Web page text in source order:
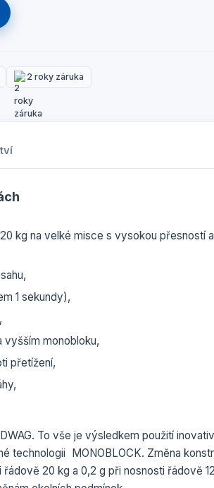
2 roky záruka
kg na velké misce s vysokou přesností
1 sekundy),
vyšším monobloku,
přetížení,
To vše je výsledkem použití
technologii MONOBLOCK. Změna
20 kg a 0,2 g při nosnosti řádově